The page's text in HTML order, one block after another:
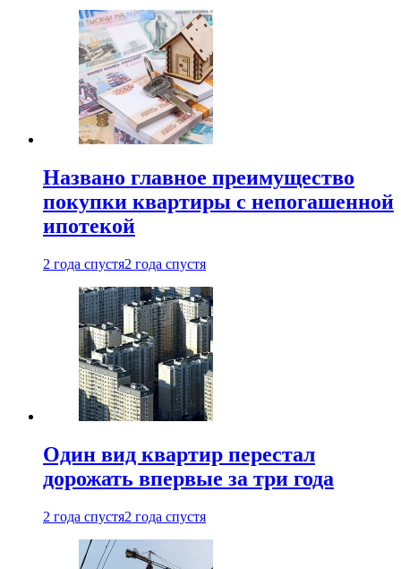
Названо главное преимущество
покупки квартиры с непогашенной
ипотекой
2 года спустя2 года спустя
Один вид квартир перестал
дорожать впервые за три года
2 года спустя2 года спустя